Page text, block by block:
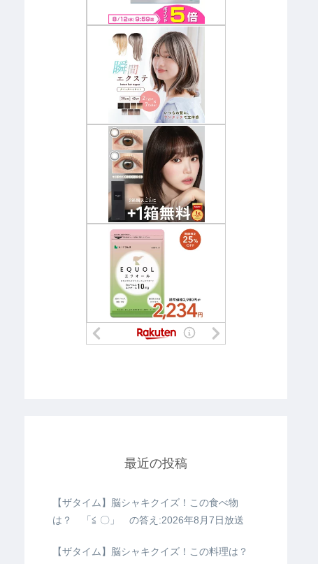
最近の投稿
【ザタイム】脳シャキクイズ！この食べ物
は？ 「≦ 〇」 の答え:2026年8月7日放送
【ザタイム】脳シャキクイズ！この料理は？